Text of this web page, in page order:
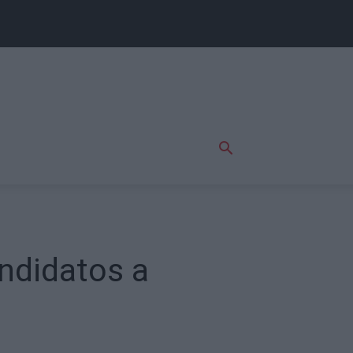
a